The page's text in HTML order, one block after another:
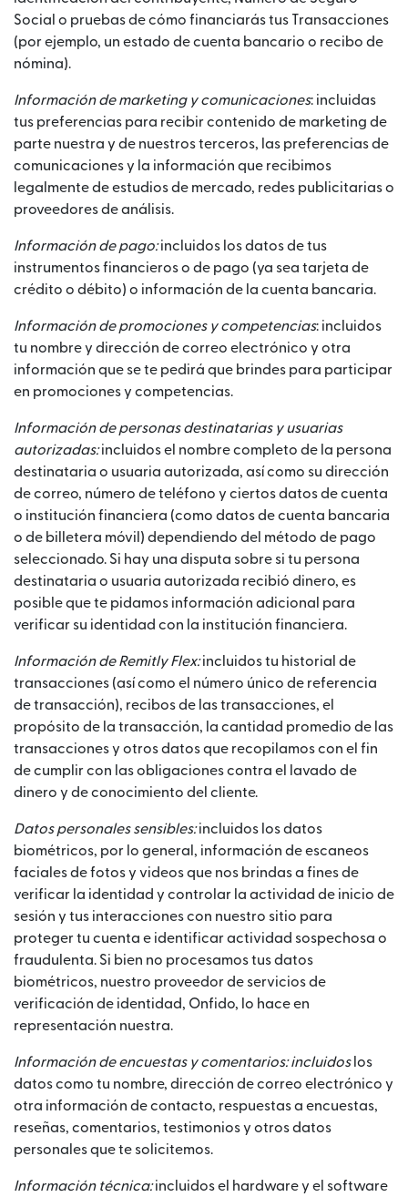
Social o pruebas de cómo financiarás tus Transacciones
(por ejemplo, un estado de cuenta bancario o recibo de
nómina).
Información de marketing y comunicaciones: incluidas
tus preferencias para recibir contenido de marketing de
parte nuestra y de nuestros terceros, las preferencias de
comunicaciones y la información que recibimos
legalmente de estudios de mercado, redes publicitarias o
proveedores de análisis.
Información de pago:incluidos los datos de tus
instrumentos financieros o de pago (ya sea tarjeta de
crédito o débito) o información de la cuenta bancaria.
Información de promociones y competencias: incluidos
tu nombre y dirección de correo electrónico y otra
información que se te pedirá que brindes para participar
en promociones y competencias.
Información de personas destinatarias y usuarias
autorizadas:incluidos el nombre completo de la persona
destinataria o usuaria autorizada, así como su dirección
de correo, número de teléfono y ciertos datos de cuenta
o institución financiera (como datos de cuenta bancaria
o de billetera móvil) dependiendo del método de pago
seleccionado. Si hay una disputa sobre si tu persona
destinataria o usuaria autorizada recibió dinero, es
posible que te pidamos información adicional para
verificar su identidad con la institución financiera.
Información de Remitly Flex:incluidos tu historial de
transacciones (así como el número único de referencia
de transacción), recibos de las transacciones, el
propósito de la transacción, la cantidad promedio de las
transacciones y otros datos que recopilamos con el fin
de cumplir con las obligaciones contra el lavado de
dinero y de conocimiento del cliente.
Datos personales sensibles:incluidos los datos
biométricos, por lo general, información de escaneos
faciales de fotos y videos que nos brindas a fines de
verificar la identidad y controlar la actividad de inicio de
sesión y tus interacciones con nuestro sitio para
proteger tu cuenta e identificar actividad sospechosa o
fraudulenta. Si bien no procesamos tus datos
biométricos, nuestro proveedor de servicios de
verificación de identidad, Onfido, lo hace en
representación nuestra.
Información de encuestas y comentarios: incluidoslos
datos como tu nombre, dirección de correo electrónico y
otra información de contacto, respuestas a encuestas,
reseñas, comentarios, testimonios y otros datos
personales que te solicitemos.
Información técnica:incluidos el hardware y el software